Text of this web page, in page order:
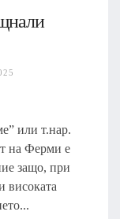
или т.нар.
на Ферми е
защо, при
високата